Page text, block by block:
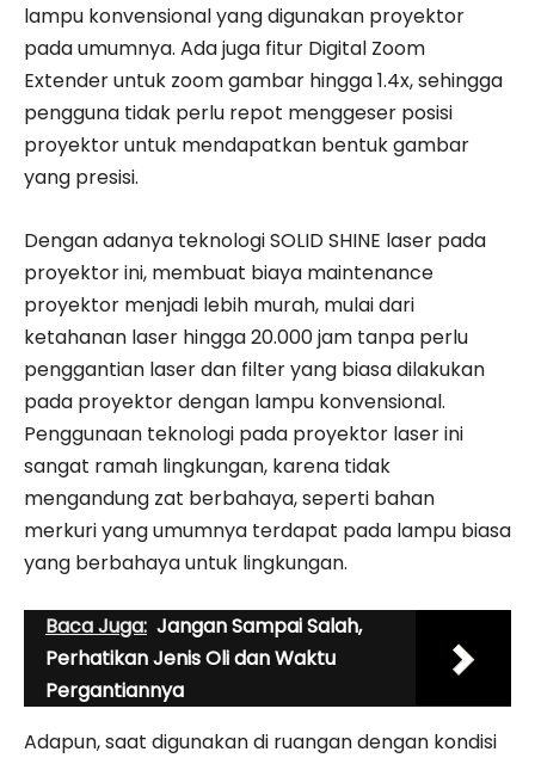
lampu konvensional yang digunakan proyektor
pada umumnya. Ada juga fitur Digital Zoom
Extender untuk zoom gambar hingga 1.4x, sehingga
pengguna tidak perlu repot menggeser posisi
proyektor untuk mendapatkan bentuk gambar
yang presisi.
Dengan adanya teknologi SOLID SHINE laser pada
proyektor ini, membuat biaya maintenance
proyektor menjadi lebih murah, mulai dari
ketahanan laser hingga 20.000 jam tanpa perlu
penggantian laser dan filter yang biasa dilakukan
pada proyektor dengan lampu konvensional.
Penggunaan teknologi pada proyektor laser ini
sangat ramah lingkungan, karena tidak
mengandung zat berbahaya, seperti bahan
merkuri yang umumnya terdapat pada lampu biasa
yang berbahaya untuk lingkungan.
Baca Juga: Jangan Sampai Salah,
Perhatikan Jenis Oli dan Waktu
Pergantiannya
Adapun, saat digunakan di ruangan dengan kondisi